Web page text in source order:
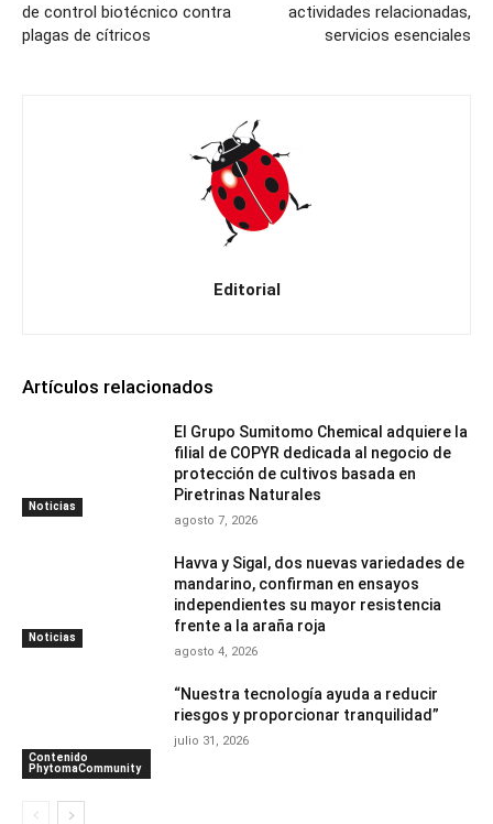
de control biotécnico contra
plagas de cítricos
actividades relacionadas,
servicios esenciales
Editorial
Artículos relacionados
Noticias
El Grupo Sumitomo Chemical adquiere la
filial de COPYR dedicada al negocio de
protección de cultivos basada en
Piretrinas Naturales
agosto 7, 2026
Noticias
Havva y Sigal, dos nuevas variedades de
mandarino, confirman en ensayos
independientes su mayor resistencia
frente a la araña roja
agosto 4, 2026
Contenido
PhytomaCommunity
“Nuestra tecnología ayuda a reducir
riesgos y proporcionar tranquilidad”
julio 31, 2026